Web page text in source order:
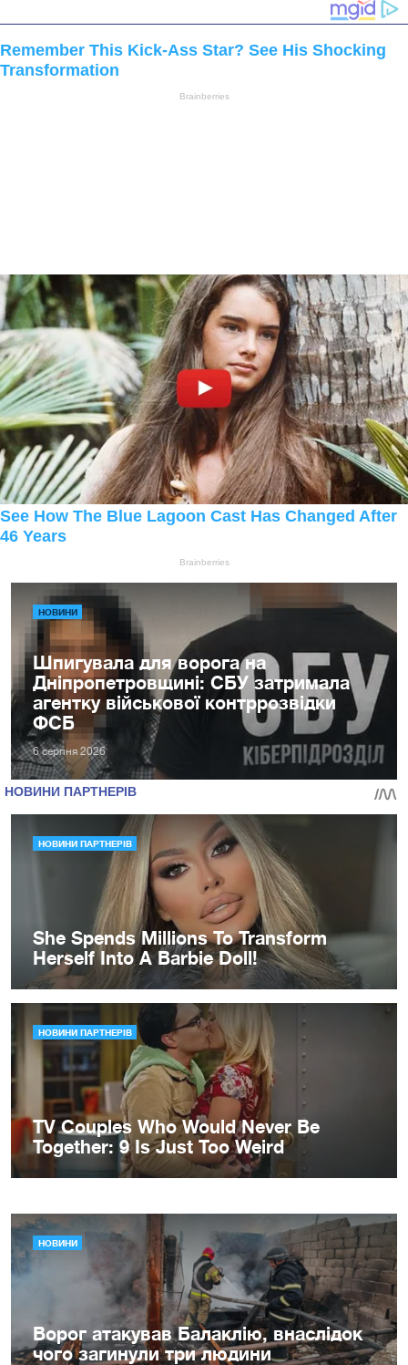
НОВИНИ
Шпигувала для ворога на
Дніпропетровщині: СБУ затримала
агентку військової контррозвідки
ФСБ
6 серпня 2026
НОВИНИ
Ворог атакував Балаклію, внаслідок
чого загинули три людини